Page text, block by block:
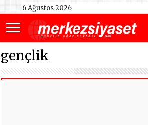
6 Ağustos 2026
gençlik